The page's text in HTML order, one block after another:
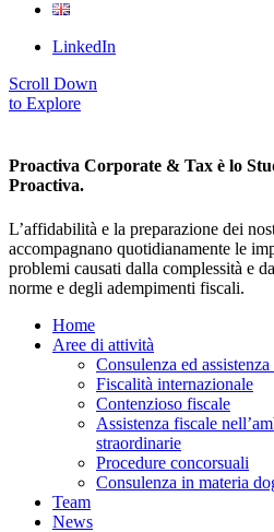
LinkedIn
Scroll Down
to Explore
Proactiva Corporate & Tax è lo
Proactiva.
L’affidabilità e la preparazione dei
accompagnano quotidianamente le
problemi causati dalla complessità e
norme e degli adempimenti fiscali.
Home
Aree di attività
Consulenza ed
Fiscalità internazionale
Contenzioso fiscale
Assistenza fiscale
straordinarie
Procedure concorsuali
Consulenza in materia
Team
News